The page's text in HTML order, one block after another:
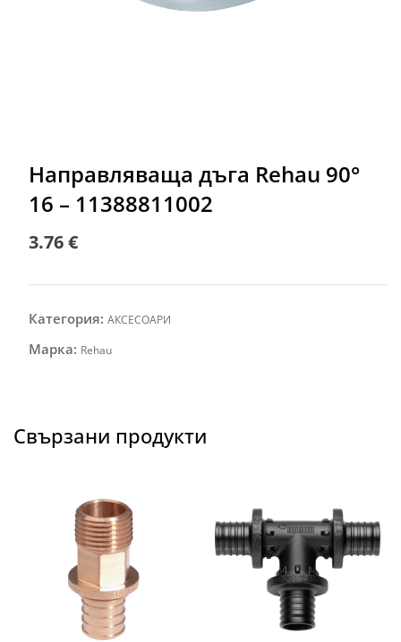
Направляваща дъга Rehau 90°
16 – 11388811002
3.76€
Категория: АКСЕСОАРИ
Марка: Rehau
Свързани продукти